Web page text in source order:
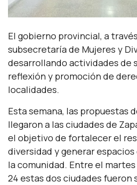
El gobierno provincial, a
subsecretaría de Mujeres y
desarrollando actividades de
reflexión y promoción de
localidades.
Esta semana, las propuestas
llegaron a las ciudades de
el objetivo de fortalecer el
diversidad y generar
la comunidad. Entre el
24 estas dos ciudades fueron